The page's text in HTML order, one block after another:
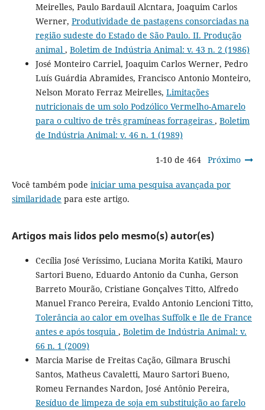
Meirelles, Paulo Bardauil Alcntara, Joaquim Carlos
Werner, Produtividade de pastagens consorciadas na
região sudeste do Estado de São Paulo. II. Produção
animal , Boletim de Indústria Animal: v. 43 n. 2 (1986)
José Monteiro Carriel, Joaquim Carlos Werner, Pedro
Luís Guárdia Abramides, Francisco Antonio Monteiro,
Nelson Morato Ferraz Meirelles, Limitações
nutricionais de um solo Podzólico Vermelho-Amarelo
para o cultivo de três gramíneas forrageiras , Boletim
de Indústria Animal: v. 46 n. 1 (1989)
1-10 de 464 Próximo
Você também pode iniciar uma pesquisa avançada por
similaridade para este artigo.
Artigos mais lidos pelo mesmo(s) autor(es)
Cecília José Veríssimo, Luciana Morita Katiki, Mauro
Sartori Bueno, Eduardo Antonio da Cunha, Gerson
Barreto Mourão, Cristiane Gonçalves Titto, Alfredo
Manuel Franco Pereira, Evaldo Antonio Lencioni Titto,
Tolerância ao calor em ovelhas Suffolk e Ile de France
antes e após tosquia , Boletim de Indústria Animal: v.
66 n. 1 (2009)
Marcia Marise de Freitas Cação, Gilmara Bruschi
Santos, Matheus Cavaletti, Mauro Sartori Bueno,
Romeu Fernandes Nardon, José Antônio Pereira,
Resíduo de limpeza de soja em substituição ao farelo